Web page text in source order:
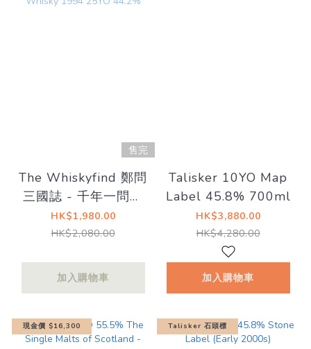
售完
The Whiskyfind 鄭問
三國誌 - 千年一問特
別版 Blended Scotch
Whisky 1994 25YO
HK$1,980.00
HK$2,080.00
加入購物車
Talisker 10YO Map
Label 45.8% 700ml
HK$3,880.00
HK$4,280.00
加入購物車
現金價 $16,300 Talisker 石頭標